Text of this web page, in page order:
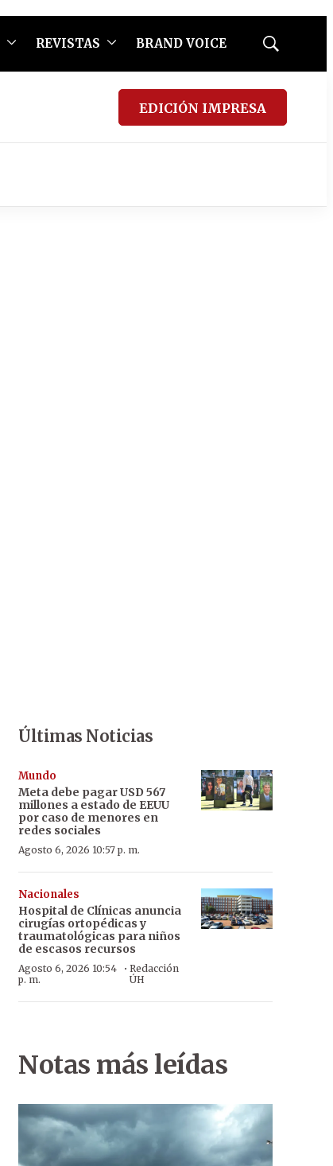
REVISTAS BRAND VOICE
Mostrar
EDICIÓN IMPRESA
Últimas Noticias
Mundo
Meta debe pagar USD 567
millones a estado de EEUU
por caso de menores en
redes sociales
Agosto 6, 2026 10:57 p. m.
Nacionales
Hospital de Clínicas anuncia
cirugías ortopédicas y
traumatológicas para niños
de escasos recursos
Agosto 6, 2026 10:54
p. m.
· Redacción
ÚH
Notas más leídas